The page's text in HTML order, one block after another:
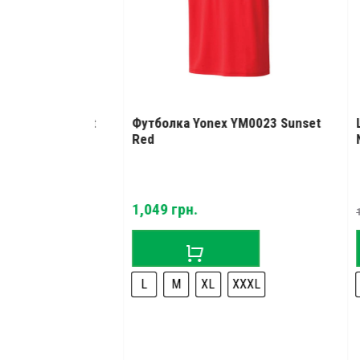
Футболка Yonex YM0023 Sunset
1,049грн.
M XL XXXL
1,539